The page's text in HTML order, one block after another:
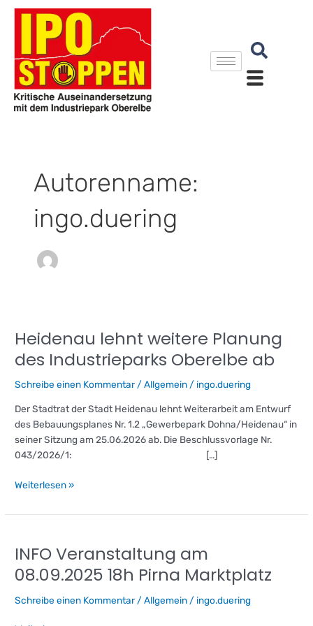
Zum
Autorenname:
ingo.duering
Heidenau lehnt weitere Planung
des Industrieparks Oberelbe ab
Schreibe einen Kommentar/Allgemein/ ingo.duering
Der Stadtrat der Stadt Heidenau lehnt Weiterarbeit am Entwurf
des Bebauungsplanes Nr. 1.2 „Gewerbepark Dohna/Heidenau“ in
seiner Sitzung am 25.06.2026 ab. Die Beschlussvorlage Nr.
043/2026/1: […]
Heidenau
weitere
Planung
Industrieparks
Oberelbe
ab
Weiterlesen »
INFO Veranstaltung am
08.09.2025 18h Pirna Marktplatz
Schreibe einen Kommentar /Allgemein / ingo.duering
INFO
am
08.09.2025